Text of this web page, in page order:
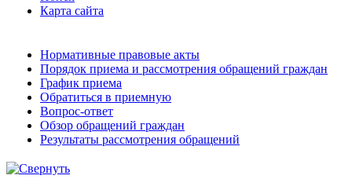
Карта сайта
Нормативные правовые акты
Порядок приема и рассмотрения обращений граждан
График приема
Обратиться в приемную
Вопрос-ответ
Обзор обращений граждан
Результаты рассмотрения обращений